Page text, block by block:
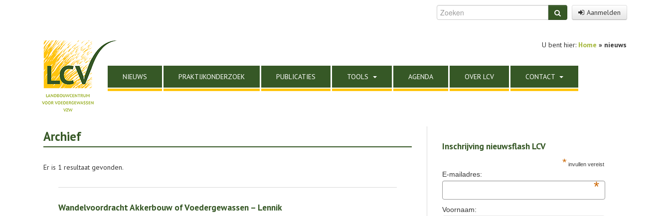
Aanmelden
U bent hier: Home » nieuws
NIEUWS PRAKTIJKONDERZOEK PUBLICATIES TOOLS AGENDA OVER LCV CONTACT
Archief
Er is 1 resultaat gevonden.
Wandelvoordracht Akkerbouw of Voedergewassen – Lennik
Inschrijving nieuwsflash LCV
* invullen vereist
E-mailadres:
*
Voornaam: